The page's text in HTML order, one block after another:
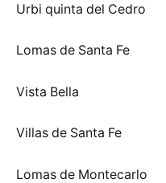
Urbi quinta del Cedro
Lomas de Santa Fe
Vista Bella
Villas de Santa Fe
Lomas de Montecarlo